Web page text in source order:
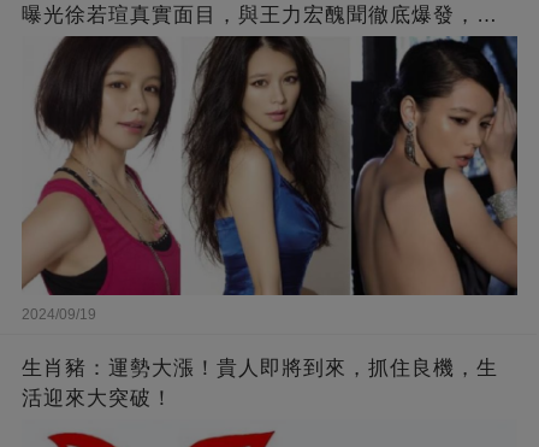
曝光徐若瑄真實面目，與王力宏醜聞徹底爆發，原
來李靚蕾說的都是真的 ！
2024/09/19
生肖豬：運勢大漲！貴人即將到來，抓住良機，生
活迎來大突破！